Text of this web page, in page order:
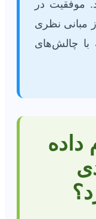
موفقیت در
مبانی نظری
چالش‌های